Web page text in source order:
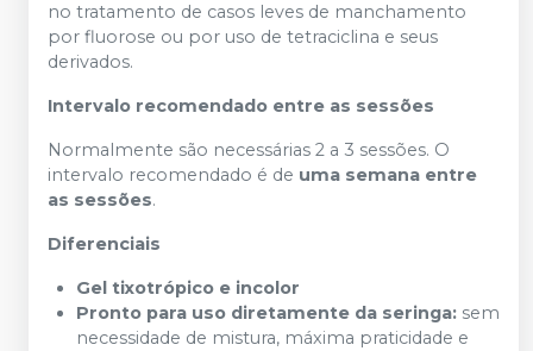
no tratamento de casos leves de manchamento
por fluorose ou por uso de tetraciclina e seus
derivados.
Intervalo recomendado entre as sessões
Normalmente são necessárias 2 a 3 sessões. O
intervalo recomendado é de uma semana entre
as sessões.
Diferenciais
Gel tixotrópico e incolor
Pronto para uso diretamente da seringa: sem
necessidade de mistura, máxima praticidade e